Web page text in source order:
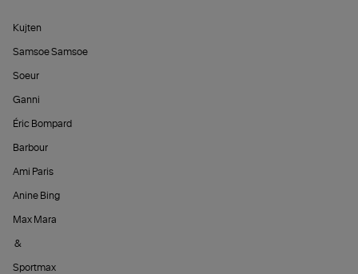
Kujten
Samsoe Samsoe
Soeur
Ganni
Éric Bompard
Barbour
Ami Paris
Anine Bing
Max Mara
&
Sportmax